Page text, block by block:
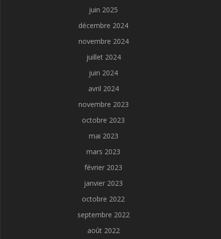
juin 2025
décembre 2024
novembre 2024
juillet 2024
juin 2024
avril 2024
novembre 2023
octobre 2023
mai 2023
mars 2023
février 2023
janvier 2023
octobre 2022
septembre 2022
août 2022